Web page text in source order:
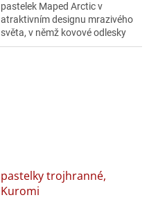
pastelek Maped Arctic v
atraktivním designu mrazivého
světa, v němž kovové odlesky
zachycují světlo a
pastelky trojhranné,
Kuromi